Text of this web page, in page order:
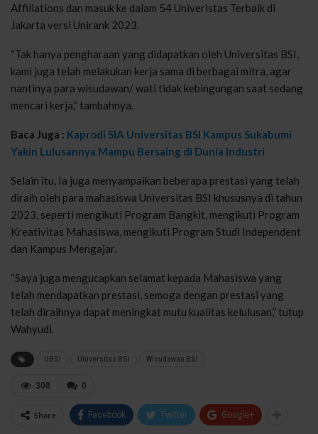
Affiliations dan masuk ke dalam 54 Univeristas Terbaik di
Jakarta versi Unirank 2023.
“Tak hanya pengharaan yang didapatkan oleh Universitas BSI,
kami juga telah melakukan kerja sama di berbagai mitra, agar
nantinya para wisudawan/ wati tidak kebingungan saat sedang
mencari kerja,” tambahnya.
Baca Juga : Kaprodi SIA Universitas BSI Kampus Sukabumi
Yakin Lulusannya Mampu Bersaing di Dunia Industri
Selain itu, Ia juga menyampaikan beberapa prestasi yang telah
diraih oleh para mahasiswa Universitas BSI khususnya di tahun
2023, seperti mengikuti Program Bangkit, mengikuti Program
Kreativitas Mahasiswa, mengikuti Program Studi Independent
dan Kampus Mengajar.
“Saya juga mengucapkan selamat kepada Mahasiswa yang
telah mendapatkan prestasi, semoga dengan prestasi yang
telah diraihnya dapat meningkat mutu kualitas kelulusan,” tutup
Wahyudi.
UBSI Universitas BSI Wisudawan BSI
0
308
Share Facebook Twitter Google+